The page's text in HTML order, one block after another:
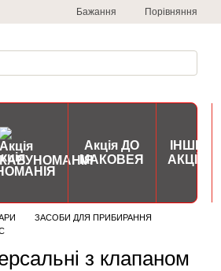
Бажання Порівняння
Акція ДО
МАКОВЕЯ
ІНШІ
АКЦІЇ
ЗАСОБИ ДЛЯ ПРИБИРАННЯ
з клапаном